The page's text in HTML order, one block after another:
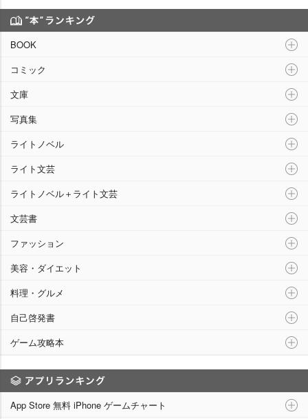
BOOK
コミック
文庫
写真集
ライトノベル
ライト文芸
ライトノベル＋ライト文芸
文芸書
ファッション
美容・ダイエット
料理・グルメ
自己啓発書
ゲーム攻略本
App Store 無料 iPhone ゲームチャート